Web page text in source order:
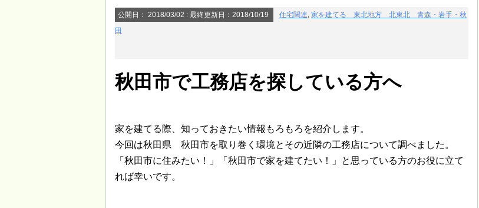
公開日： 2018/03/02 : 最終更新日：2018/10/19 住宅関連, 家を建てる 東北地方 北東北 青森・岩手・秋
田
秋田市で工務店を探している方へ
家を建てる際、知っておきたい情報もろもろを紹介します。
今回は秋田県 秋田市を取り巻く環境とその近隣の工務店について調べました。
「秋田市に住みたい！」「秋田市で家を建てたい！」と思っている方のお役に立て
れば幸いです。